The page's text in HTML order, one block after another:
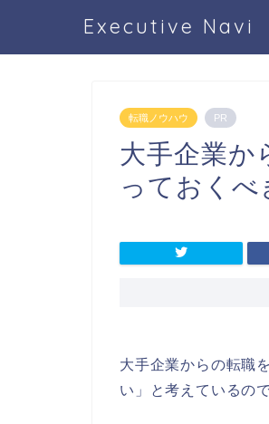
Executive Navi
転職ノウハウ PR
大手企業か
っておくべ
大手企業からの転職
い」と考えているの